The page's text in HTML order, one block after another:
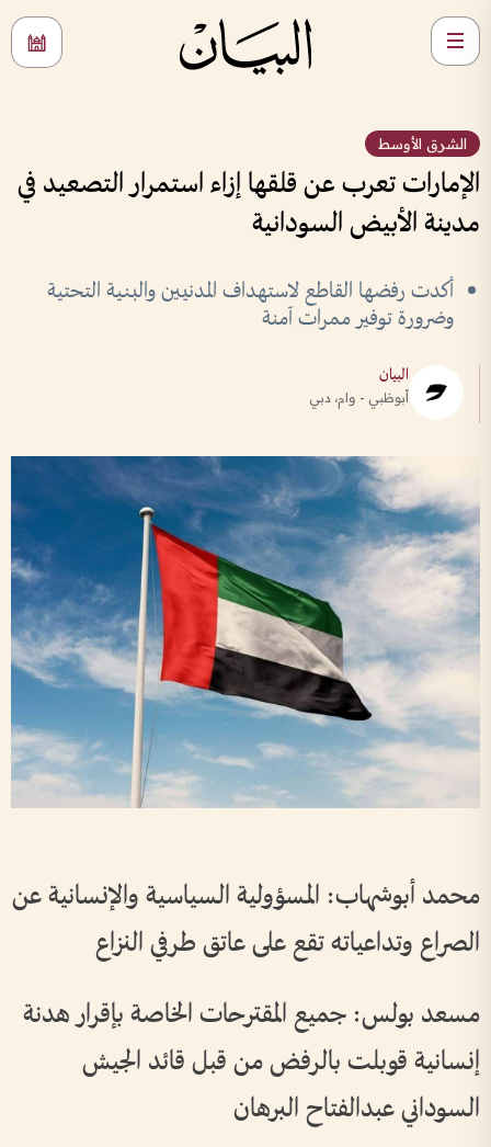
الشرق الأوسط
الإمارات تعرب عن قلقها إزاء استمرار التصعيد في
مدينة الأبيض السودانية
أكدت رفضها القاطع لاستهداف المدنيين والبنية التحتية
وضرورة توفير ممرات آمنة
البيان
أبوظبي - وام، دبي
محمد أبوشهاب: المسؤولية السياسية والإنسانية عن
الصراع وتداعياته تقع على عاتق طرفي النزاع
مسعد بولس: جميع المقترحات الخاصة بإقرار هدنة
إنسانية قوبلت بالرفض من قبل قائد الجيش
السوداني عبدالفتاح البرهان